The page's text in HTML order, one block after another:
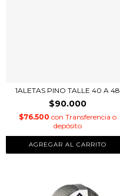
1ALETAS PINO TALLE 40 A 48
$90.000
$76.500 con Transferencia o
depósito
AGREGAR AL CARRITO